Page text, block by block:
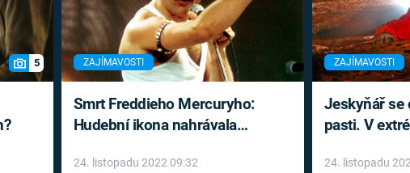
5 ZAJÍMAVOSTI
Smrt Freddieho Mercuryho:
Hudební ikona nahrávala
léky
24. listopadu 2022 09:32
ZAJÍMAVOSTI
Jeskyňář se
pasti. V
24. listopadu